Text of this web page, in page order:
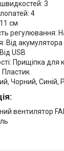
швидкостей: 3
лопатей: 4
см
регулювання:
Від акумулятора
USB
Прищіпка для
Пластик
Чорний, Синій,
вентилятор